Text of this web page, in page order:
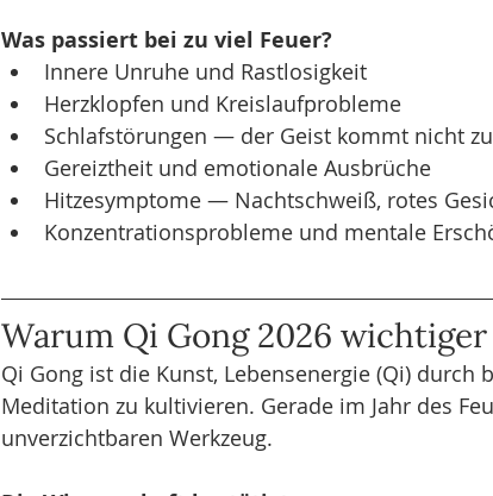
Was passiert bei zu viel Feuer?
Innere Unruhe und Rastlosigkeit
Herzklopfen und Kreislaufprobleme
Schlafstörungen — der Geist kommt nicht
Gereiztheit und emotionale Ausbrüche
Hitzesymptome — Nachtschweiß, rotes
Konzentrationsprobleme und mentale
Warum Qi Gong 2026
Qi Gong ist die Kunst, Lebensenergie (Qi) durch
Meditation zu kultivieren. Gerade im Jahr des
unverzichtbaren Werkzeug.